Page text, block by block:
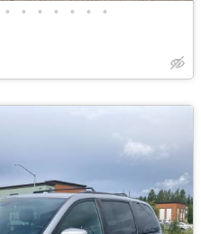
• • • • • • •